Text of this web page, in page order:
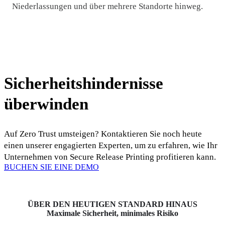
Niederlassungen und über mehrere Standorte hinweg.
Sicherheitshindernisse
überwinden
Auf Zero Trust umsteigen? Kontaktieren Sie noch heute
einen unserer engagierten Experten, um zu erfahren, wie Ihr
Unternehmen von Secure Release Printing profitieren kann.
BUCHEN SIE EINE DEMO
ÜBER DEN HEUTIGEN STANDARD HINAUS
Maximale Sicherheit, minimales Risiko